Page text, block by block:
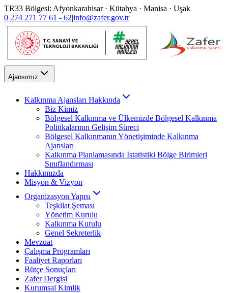
TR33 Bölgesi: Afyonkarahisar · Kütahya · Manisa · Uşak
0 274 271 77 61 - 62|info@zafer.gov.tr
Ajansımız
Kalkınma Ajansları Hakkında
Biz Kimiz
Bölgesel Kalkınma ve Ülkemizde Bölgesel Kalkınma
Politikalarının Gelişim Süreci
Bölgesel Kalkınmanın Yönetişiminde Kalkınma
Ajansları
Kalkınma Planlamasında İstatistiki Bölge Birimleri
Sınıflandırması
Hakkımızda
Misyon & Vizyon
Organizasyon Yapısı
Teşkilat Şeması
Yönetim Kurulu
Kalkınma Kurulu
Genel Sekreterlik
Mevzuat
Çalışma Programları
Faaliyet Raporları
Bütçe Sonuçları
Zafer Dergisi
Kurumsal Kimlik